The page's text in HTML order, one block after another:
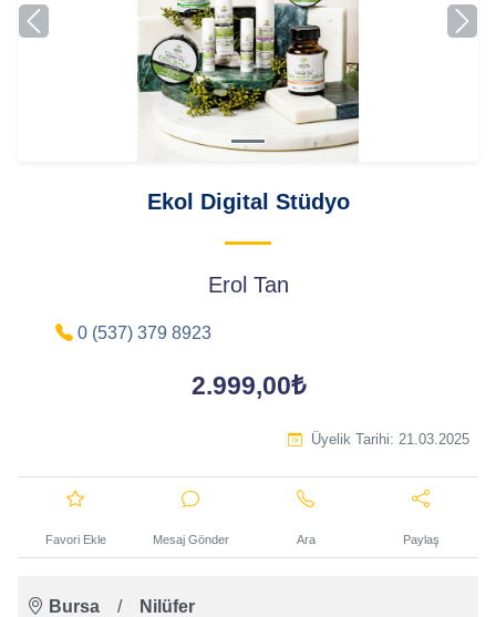
Ekol Digital Stüdyo
Erol Tan
0 (537) 379 8923
2.999,00₺
Üyelik Tarihi: 21.03.2025
Favori Ekle Mesaj Gönder Ara Paylaş
Bursa / Nilüfer